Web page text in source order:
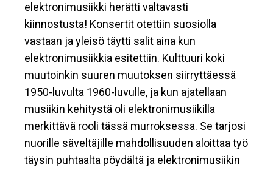
elektronimusiikki herätti valtavasti
kiinnostusta! Konsertit otettiin suosiolla
vastaan ja yleisö täytti salit aina kun
elektronimusiikkia esitettiin. Kulttuuri koki
muutoinkin suuren muutoksen siirryttäessä
1950-luvulta 1960-luvulle, ja kun ajatellaan
musiikin kehitystä oli elektronimusiikilla
merkittävä rooli tässä murroksessa. Se tarjosi
nuorille säveltäjille mahdollisuuden aloittaa työ
täysin puhtaalta pöydältä ja elektronimusiikin